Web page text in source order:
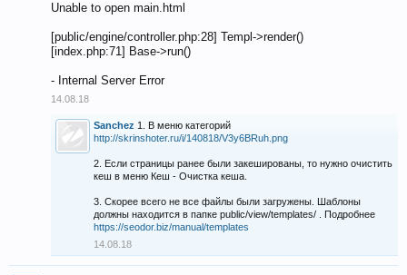
Unable to open main.html
[public/engine/controller.php:28] Templ->render()
[index.php:71] Base->run()
- Internal Server Error
14.08.18
Sanchez 1. В меню категорий
http://skrinshoter.ru/i/140818/V3y6BRuh.png
2. Если страницы ранее были закешированы, то нужно очистить
кеш в меню Кеш - Очистка кеша.
3. Скорее всего не все файлы были загружены. Шаблоны
должны находится в папке public/view/templates/ . Подробнее
https://seodor.biz/manual/templates
14.08.18